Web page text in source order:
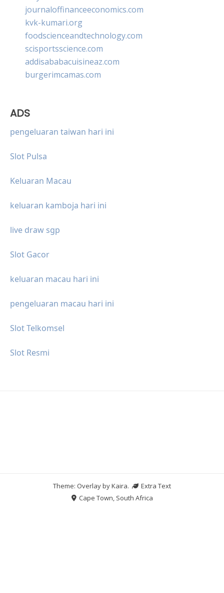
journaloffinanceeconomics.com
kvk-kumari.org
foodscienceandtechnology.com
scisportsscience.com
addisababacuisineaz.com
burgerimcamas.com
ADS
pengeluaran taiwan hari ini
Slot Pulsa
Keluaran Macau
keluaran kamboja hari ini
live draw sgp
Slot Gacor
keluaran macau hari ini
pengeluaran macau hari ini
Slot Telkomsel
Slot Resmi
Theme: Overlay byKaira.
Extra Text
Cape Town, South Africa